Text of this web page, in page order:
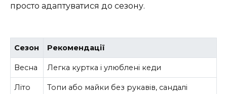
просто адаптуватися до сезону.
Сезон Рекомендації
Весна Легка куртка і улюблені кеди
Літо Топи або майки без рукавів, сандалі